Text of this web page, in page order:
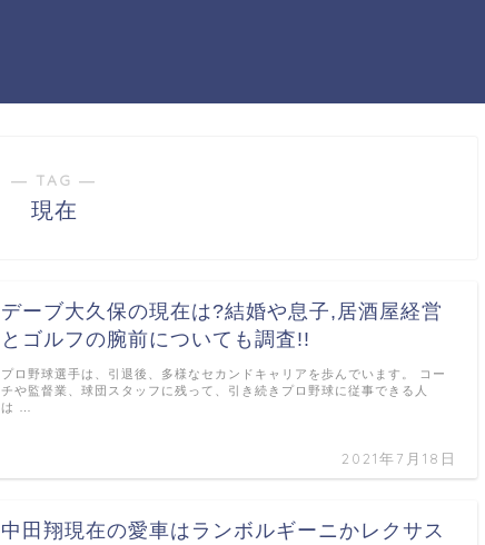
― TAG ―
現在
デーブ大久保の現在は?結婚や息子,居酒屋経営
とゴルフの腕前についても調査!!
2021年7月18日
プロ野球選手は、引退後、多様なセカンドキャリアを歩んでいます。 コー
チや監督業、球団スタッフに残って、引き続きプロ野球に従事できる人
は …
中田翔現在の愛車はランボルギーニかレクサス